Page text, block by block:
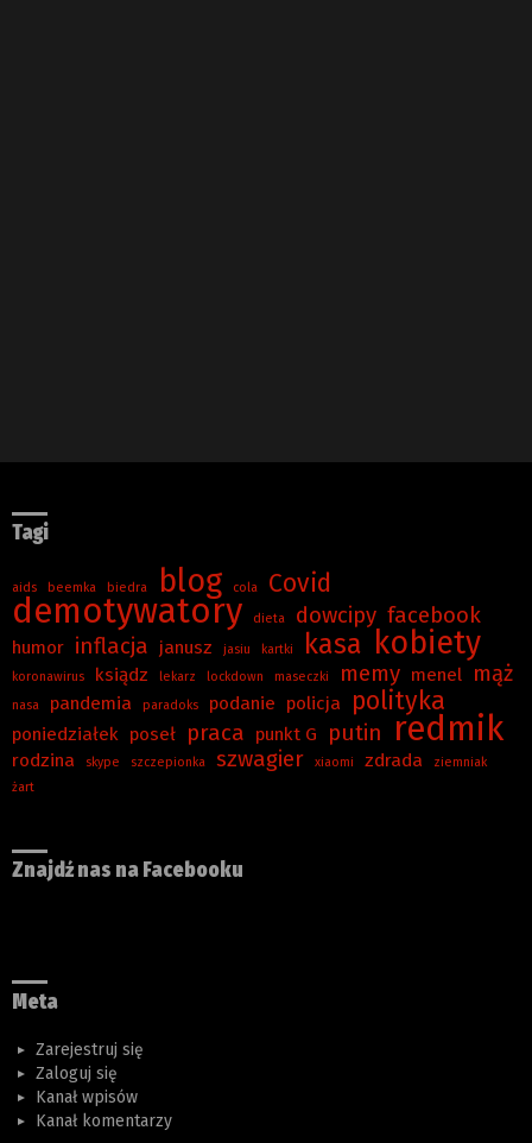
Tagi
aids beemka biedra blog cola Covid
demotywatory dieta dowcipy facebook
humor inflacja janusz jasiu kartki kasa kobiety
koronawirus ksiądz lekarz lockdown maseczki memy menel mąż
nasa pandemia paradoks podanie policja polityka
poniedziałek poseł praca punkt G putin redmik
rodzina skype szczepionka szwagier xiaomi zdrada
ziemniak
żart
Znajdź nas na Facebooku
Meta
Zarejestruj się
Zaloguj się
Kanał wpisów
Kanał komentarzy